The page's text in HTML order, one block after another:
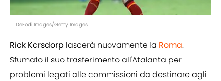
DeFodi Images/Getty Images
Rick Karsdorp lascerà nuovamente la Roma.
Sfumato il suo trasferimento all'Atalanta per
problemi legati alle commissioni da destinare agli